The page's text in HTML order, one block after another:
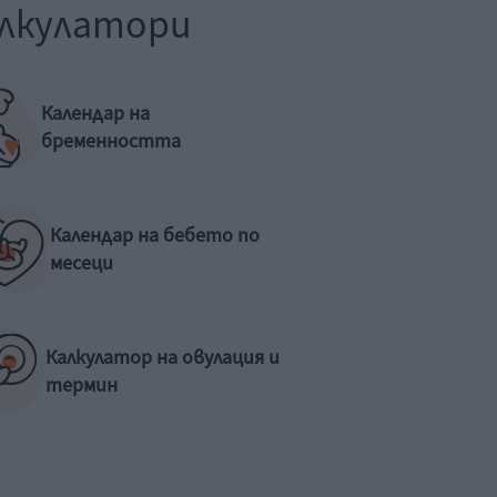
Календар на
бременността
Календар на бебето по
месеци
Калкулатор на овулация и
термин